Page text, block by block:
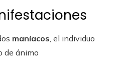
maníacos, el individuo
de ánimo